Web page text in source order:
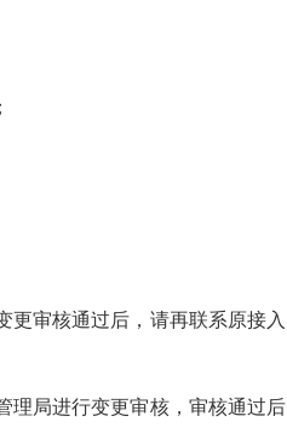
更审核通过后，请再联系原接入
理局进行变更审核，审核通过后